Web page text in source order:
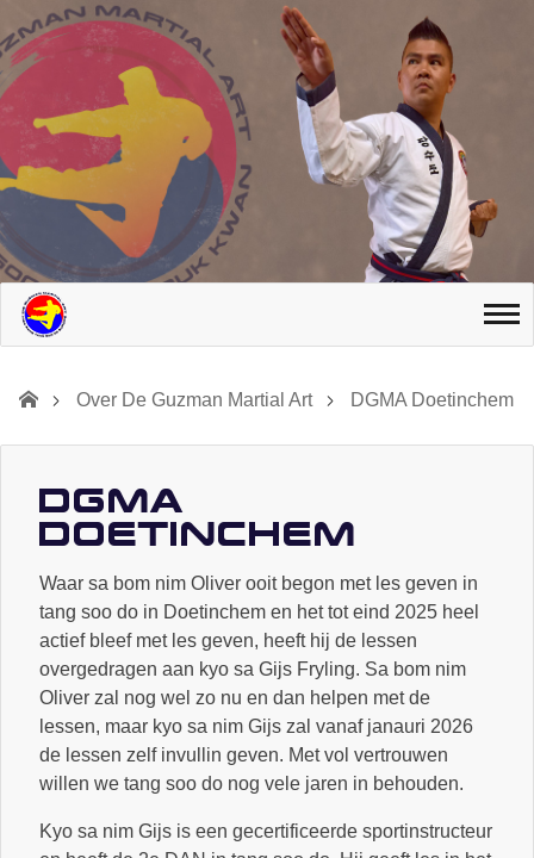
Over De Guzman Martial Art DGMA Doetinchem
DGMA
Doetinchem
Waar sa bom nim Oliver ooit begon met les geven in
tang soo do in Doetinchem en het tot eind 2025 heel
actief bleef met les geven, heeft hij de lessen
overgedragen aan kyo sa Gijs Fryling. Sa bom nim
Oliver zal nog wel zo nu en dan helpen met de
lessen, maar kyo sa nim Gijs zal vanaf janauri 2026
de lessen zelf invullin geven. Met vol vertrouwen
willen we tang soo do nog vele jaren in behouden.
Kyo sa nim Gijs is een gecertificeerde sportinstructeur